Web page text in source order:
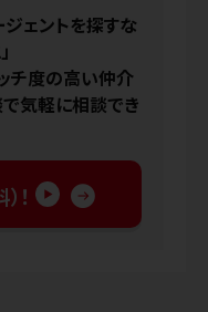
ェントを探すな
ッチ度の高い仲介
気軽に相談でき
！